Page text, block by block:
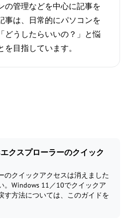
の管理などを中心に記事を
事は、日常的にパソコンを
どうしたらいいの？」と悩
目指しています。
クスプローラーのクイック
のクイックアクセスは消えました
。Windows 11／10でクイックア
す方法については、このガイドを